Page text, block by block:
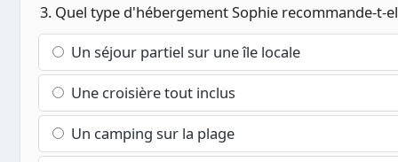
3. Quel type d'hébergement Sophie recommande-t-
Un séjour partiel sur une île locale
Une croisière tout inclus
Un camping sur la plage